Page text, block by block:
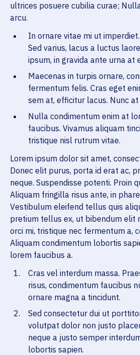
ultrices posuere cubilia curae;
arcu.
In ornare vitae mi ut
Sed varius, lacus a luctus
ipsum, in gravida ante urna at
Maecenas in turpis ornare,
fermentum felis. Cras eget
sem at, efficitur lacus. Nunc
Nulla condimentum enim at
faucibus. Vivamus aliquam
tristique nisl rutrum vitae.
Lorem ipsum dolor sit amet,
Donec elit purus, porta id erat ac,
neque. Suspendisse potenti. Proin
Aliquam fringilla risus ante, in
Vestibulum eleifend tellus quis
pretium tellus ex, ut bibendum elit
orci mi, tristique nec fermentum a,
Aliquam condimentum lobortis
lorem faucibus a.
Cras vel interdum massa.
risus, condimentum faucibus
ornare magna a tincidunt.
Sed consectetur dui ut
volutpat dolor non justo
neque a justo semper
lobortis sapien.